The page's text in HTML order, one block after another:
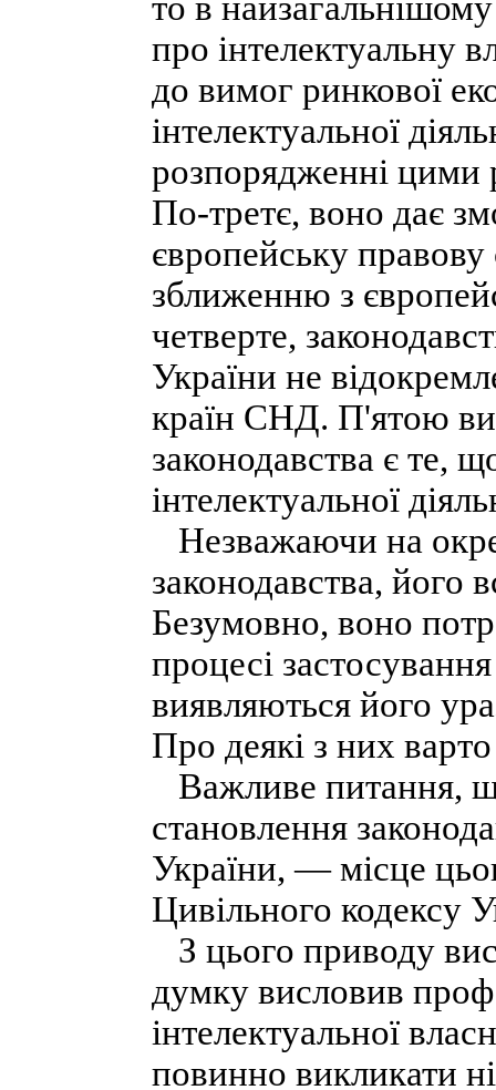
про інтелектуальну
до вимог ринкової
інтелектуальної
розпорядженні цими
По-третє, воно дає
європейську
зближенню з
четверте,
України не
країн СНД. П'ятою
законодавства є те,
інтелектуальної
Незважаючи на
законодавства, його
Безумовно, воно
процесі
виявляються його
Про деякі з них варто
Важливе питання,
становлення
України, — місце
Цивільного кодексу
З цього приводу
думку висловив
інтелектуальної
повинно викликати